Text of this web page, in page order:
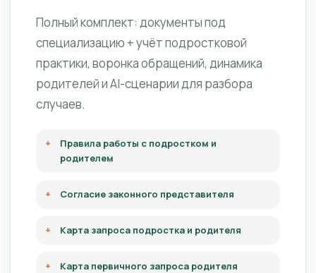
Полный комплект: документы под
специализацию + учёт подростковой
практики, воронка обращений, динамика
родителей и AI-сценарии для разбора
случаев.
Правила работы с подростком и
родителем
Согласие законного представителя
Карта запроса подростка и родителя
Карта первичного запроса родителя